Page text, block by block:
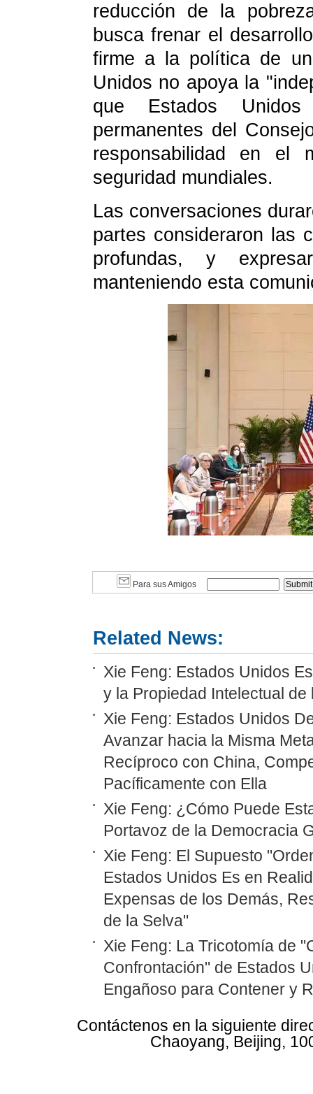
reducción de la
busca frenar el
firme a la política de
Unidos no apoya la
que Estados
permanentes del
responsabilidad en el
seguridad mundiales.
Las conversaciones
partes consideraron las
profundas, y
manteniendo esta
Para sus Amigos
Related News:
Xie Feng: Estados Unidos
y la Propiedad Intelectual
Xie Feng: Estados Unidos
Avanzar hacia la Misma
Recíproco con China,
Pacíficamente con Ella
Xie Feng: ¿Cómo Puede
Portavoz de la Democracia
Xie Feng: El Supuesto
Estados Unidos Es en
Expensas de los Demás,
de la Selva"
Xie Feng: La Tricotomía de
Confrontación" de Estados
Engañoso para Contener y
Contáctenos en la siguiente
Chaoyang, Beijing,